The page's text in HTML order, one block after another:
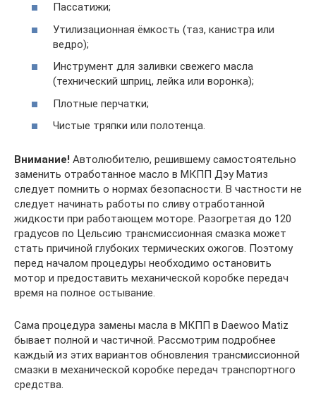
Пассатижи;
Утилизационная ёмкость (таз, канистра или
ведро);
Инструмент для заливки свежего масла
(технический шприц, лейка или воронка);
Плотные перчатки;
Чистые тряпки или полотенца.
Внимание! Автолюбителю, решившему самостоятельно
заменить отработанное масло в МКПП Дэу Матиз
следует помнить о нормах безопасности. В частности не
следует начинать работы по сливу отработанной
жидкости при работающем моторе. Разогретая до 120
градусов по Цельсию трансмиссионная смазка может
стать причиной глубоких термических ожогов. Поэтому
перед началом процедуры необходимо остановить
мотор и предоставить механической коробке передач
время на полное остывание.
Сама процедура замены масла в МКПП в Daewoo Matiz
бывает полной и частичной. Рассмотрим подробнее
каждый из этих вариантов обновления трансмиссионной
смазки в механической коробке передач транспортного
средства.